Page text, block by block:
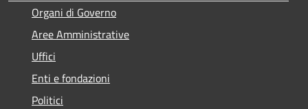
Organi di Governo
Aree Amministrative
Uffici
Enti e fondazioni
Politici